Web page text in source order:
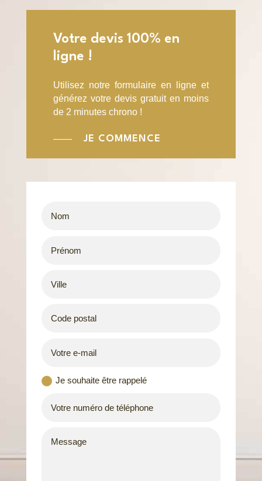
Votre devis 100% en
ligne !
Utilisez notre formulaire en ligne et
générez votre devis gratuit en moins
de 2 minutes chrono !
JE COMMENCE
Je souhaite être rappelé